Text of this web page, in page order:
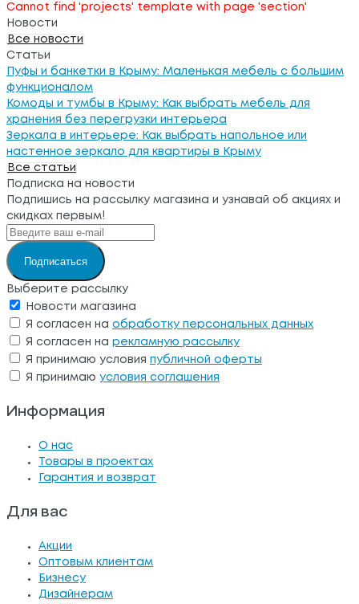
Cannot find 'projects' template with page 'section'
Новости
Все новости
Статьи
Пуфы и банкетки в Крыму: Маленькая мебель с большим
функционалом
Комоды и тумбы в Крыму: Как выбрать мебель для
хранения без перегрузки интерьера
Зеркала в интерьере: Как выбрать напольное или
настенное зеркало для квартиры в Крыму
Все статьи
Подписка на новости
Подпишись на рассылку магазина и узнавай об акциях и
скидках первым!
Подписаться
Выберите рассылку
Новости магазина
Я согласен на обработку персональных данных
Я согласен на рекламную рассылку
Я принимаю условия
публичной оферты
Я принимаю условия соглашения
Информация
О нас
Товары в проектах
Гарантия и возврат
Для вас
Акции
Оптовым клиентам
Бизнесу
Дизайнерам